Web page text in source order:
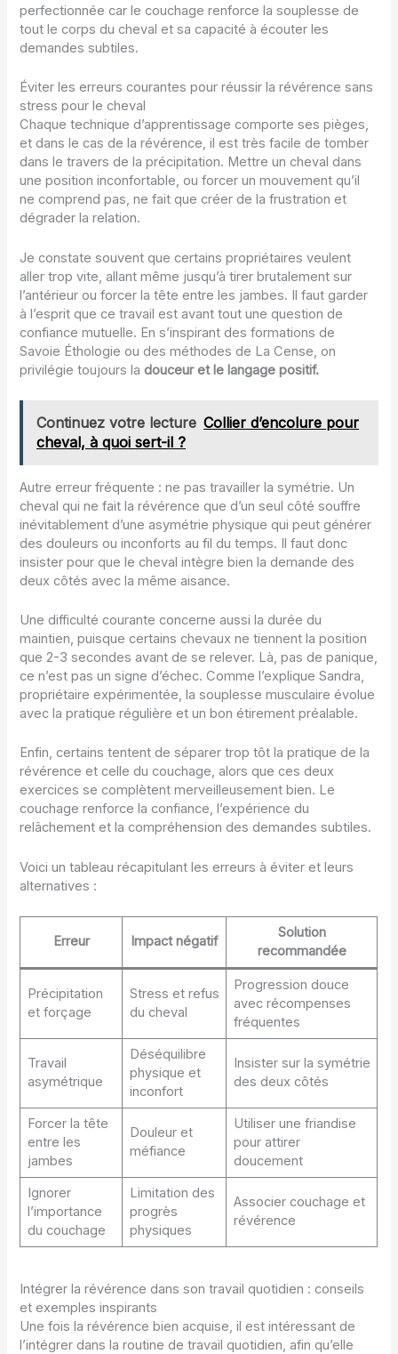
perfectionnée car le couchage renforce la souplesse de
tout le corps du cheval et sa capacité à écouter les
demandes subtiles.
Éviter les erreurs courantes pour réussir la révérence sans
stress pour le cheval
Chaque technique d’apprentissage comporte ses pièges,
et dans le cas de la révérence, il est très facile de tomber
dans le travers de la précipitation. Mettre un cheval dans
une position inconfortable, ou forcer un mouvement qu’il
ne comprend pas, ne fait que créer de la frustration et
dégrader la relation.
Je constate souvent que certains propriétaires veulent
aller trop vite, allant même jusqu’à tirer brutalement sur
l’antérieur ou forcer la tête entre les jambes. Il faut garder
à l’esprit que ce travail est avant tout une question de
confiance mutuelle. En s’inspirant des formations de
Savoie Éthologie ou des méthodes de La Cense, on
privilégie toujours ladouceur et le langage positif.
Continuez votre lecture Collier d’encolure pour
cheval, à quoi sert-il ?
Autre erreur fréquente : ne pas travailler la symétrie. Un
cheval qui ne fait la révérence que d’un seul côté souffre
inévitablement d’une asymétrie physique qui peut générer
des douleurs ou inconforts au fil du temps. Il faut donc
insister pour que le cheval intègre bien la demande des
deux côtés avec la même aisance.
Une difficulté courante concerne aussi la durée du
maintien, puisque certains chevaux ne tiennent la position
que 2-3 secondes avant de se relever. Là, pas de panique,
ce n’est pas un signe d’échec. Comme l’explique Sandra,
propriétaire expérimentée, la souplesse musculaire évolue
avec la pratique régulière et un bon étirement préalable.
Enfin, certains tentent de séparer trop tôt la pratique de la
révérence et celle du couchage, alors que ces deux
exercices se complètent merveilleusement bien. Le
couchage renforce la confiance, l’expérience du
relâchement et la compréhension des demandes subtiles.
Voici un tableau récapitulant les erreurs à éviter et leurs
alternatives :
Erreur Impact négatif
Solution
recommandée
Précipitation
et forçage
Stress et refus
du cheval
Progression douce
avec récompenses
fréquentes
Travail
asymétrique
Déséquilibre
physique et
inconfort
Insister sur la symétrie
des deux côtés
Forcer la tête
entre les
jambes
Douleur et
méfiance
Utiliser une friandise
pour attirer
doucement
Ignorer
l’importance
du couchage
Limitation des
progrès
physiques
Associer couchage et
révérence
Intégrer la révérence dans son travail quotidien : conseils
et exemples inspirants
Une fois la révérence bien acquise, il est intéressant de
l’intégrer dans la routine de travail quotidien, afin qu’elle